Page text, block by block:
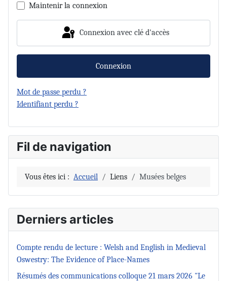
Maintenir la connexion
Connexion avec clé d'accès
Connexion
Mot de passe perdu ?
Identifiant perdu ?
Fil de navigation
Vous êtes ici : Accueil Liens Musées belges
Derniers articles
Compte rendu de lecture : Welsh and English in Medieval
Oswestry: The Evidence of Place-Names
Résumés des communications colloque 21 mars 2026 "Le